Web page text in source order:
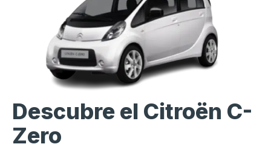
Descubre el Citroën C-
Zero